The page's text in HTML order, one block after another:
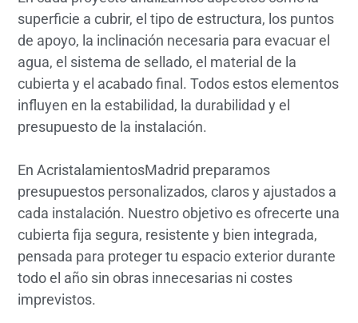
superficie a cubrir, el tipo de estructura, los puntos
de apoyo, la inclinación necesaria para evacuar el
agua, el sistema de sellado, el material de la
cubierta y el acabado final. Todos estos elementos
influyen en la estabilidad, la durabilidad y el
presupuesto de la instalación.
En AcristalamientosMadrid preparamos
presupuestos personalizados, claros y ajustados a
cada instalación. Nuestro objetivo es ofrecerte una
cubierta fija segura, resistente y bien integrada,
pensada para proteger tu espacio exterior durante
todo el año sin obras innecesarias ni costes
imprevistos.